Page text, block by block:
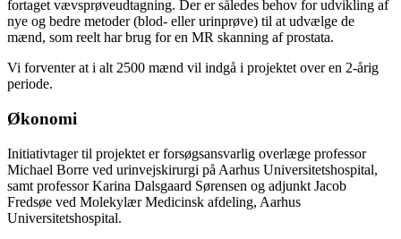
fortaget vævsprøveudtagning. Der er således behov for udvikling af
nye og bedre metoder (blod- eller urinprøve) til at udvælge de
mænd, som reelt har brug for en MR skanning af prostata.
Vi forventer at i alt 2500 mænd vil indgå i projektet over en 2-årig
periode.
Økonomi
Initiativtager til projektet er forsøgsansvarlig overlæge professor
Michael Borre ved urinvejskirurgi på Aarhus Universitetshospital,
samt professor Karina Dalsgaard Sørensen og adjunkt Jacob
Fredsøe ved Molekylær Medicinsk afdeling, Aarhus
Universitetshospital.